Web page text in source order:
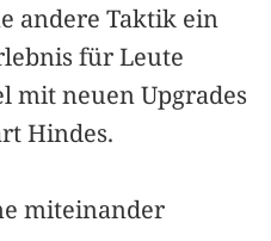
andere Taktik ein
für Leute
mit neuen Upgrades
Hindes.
miteinander